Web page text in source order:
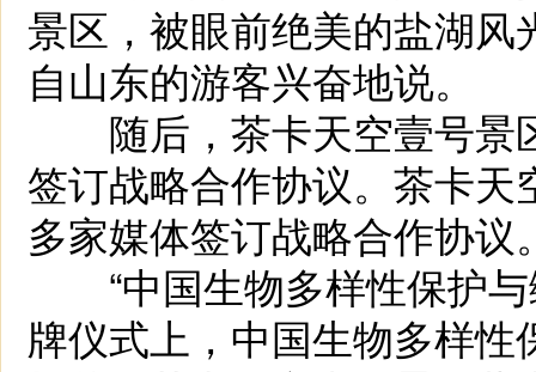
景区，被眼前绝美的盐湖风
自山东的游客兴奋地说。
随后，茶卡天空壹号景
签订战略合作协议。茶卡
多家媒体签订战略合作协议
“中国生物多样性保护与
牌仪式上，中国生物多样